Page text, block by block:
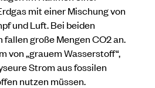
mit einer Mischung von
und Luft. Bei beiden
große Mengen CO2 an.
von „grauem Wasserstoff“,
Strom aus fossilen
nutzen müssen.